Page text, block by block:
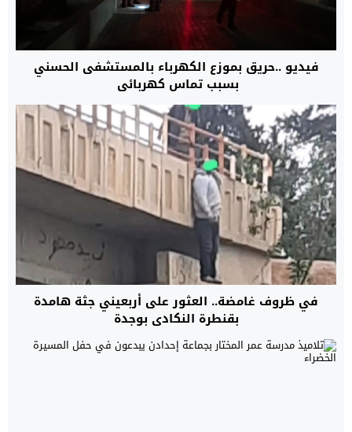
فيديو ..حريق بموزع الكهرباء بالمستشفى الحسني
بسبب تماس كهربائي
في ظروف غامضة.. العثور على أربعيني جثة هامدة
بقنطرة النكادي بوجدة